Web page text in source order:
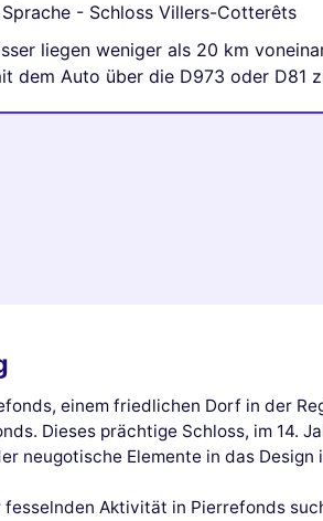
- Schloss Villers-Cotterêts
liegen weniger als 20 km
dem Auto über die D973 oder D81
einem friedlichen Dorf in der
Dieses prächtige Schloss, im 14.
neugotische Elemente in das Design
fesselnden Aktivität in Pierrefonds